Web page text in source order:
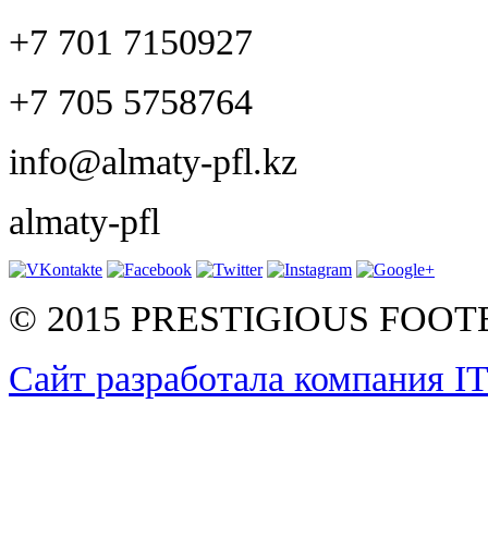
+7 701 7150927
+7 705 5758764
info@almaty-pfl.kz
almaty-pfl
© 2015 PRESTIGIOUS
Сайт разработала компания